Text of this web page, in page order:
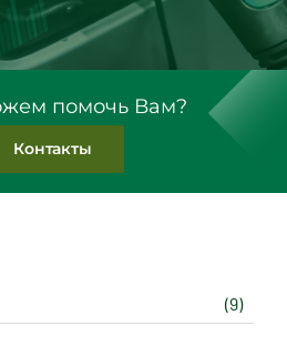
помочь Вам?
Контакты
(9)